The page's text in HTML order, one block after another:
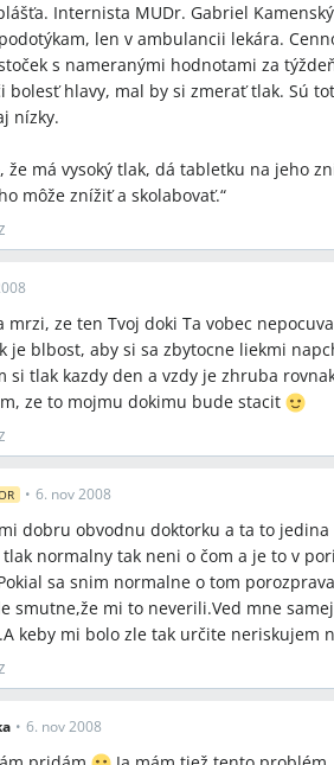
Internista MUDr. Gabriel
len v ambulancii lekára.
s nameranými hodnotami za
bolesť hlavy, mal by si zmerať tlak. Sú
nízky.
že má vysoký tlak, dá tabletku na jeho
môže znížiť a skolabovať.“
mrzi, ze ten Tvoj doki Ta vobec
je blbost, aby si sa zbytocne liekmi
si tlak kazdy den a vzdy je zhruba
ze to mojmu dokimu bude stacit
• 6. nov 2008
dobru obvodnu doktorku a ta to
normalny tak neni o čom a je to v
sa snim normalne o tom
smutne,že mi to neverili.Ved mne
keby mi bolo zle tak určite neriskujem
• 6. nov 2008